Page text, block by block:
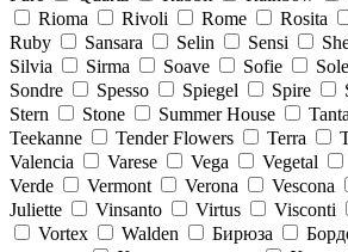
Rioma
Rivoli Rome Rosita
Ruby
Sansara Selin Sensi
Silvia
Sirma Soave Sofie
Sondre
Spesso Spiegel Spire
Stern
Stone Summer House
Teekanne
Tender Flowers Terra
Valencia
Varese Vega Vegetal
Verde
Vermont Verona Vescona
Juliette
Vinsanto Virtus Visconti
Vortex
Walden Бирюза